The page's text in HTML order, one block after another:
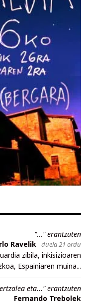
"..." erantzuten
Ravelik duela 21 ordu
zibila, inkisizioaren
Espainiaren muina...
eta..." erantzuten
Fernando Trebolek